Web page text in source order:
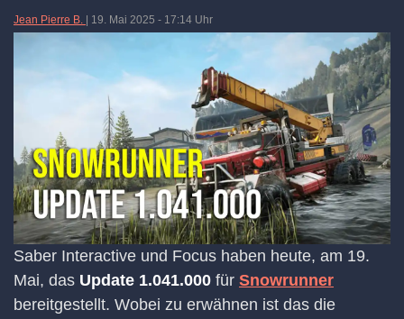
Jean Pierre B. 19. Mai 2025 - 17:14 Uhr
Saber Interactive und Focus haben heute, am 19.
Mai, das Update 1.041.000 für Snowrunner
bereitgestellt. Wobei zu erwähnen ist das die